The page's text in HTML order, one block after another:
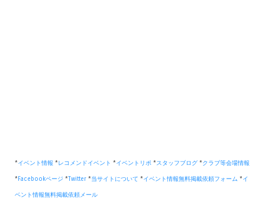
*イベント情報 *レコメンドイベント *イベントリポ *スタッフブログ *クラブ等会場情報
* Facebookページ *Twitter *当サイトについて *イベント情報無料掲載依頼フォーム *イ
ベント情報無料掲載依頼メール